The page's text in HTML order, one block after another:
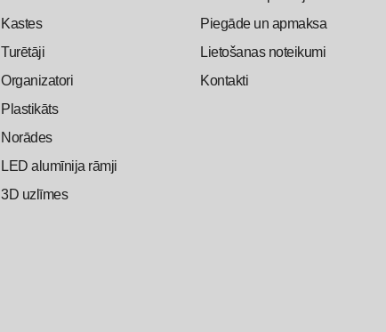
Kastes
Turētāji
Organizatori
Plastikāts
Norādes
LED alumīnija rāmji
3D uzlīmes
Piegāde un apmaksa
Lietošanas noteikumi
Kontakti